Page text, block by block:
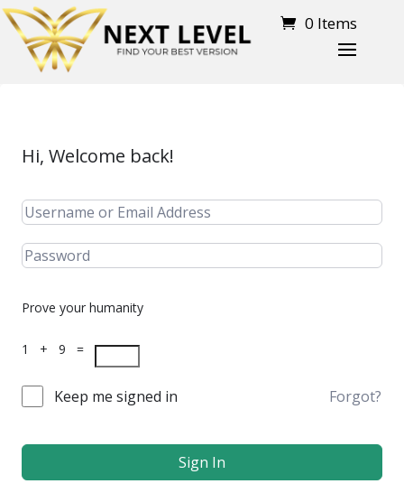
0 Items
Hi, Welcome back!
Prove your humanity
1 + 9 =
Keep me signed in Forgot?
Sign In